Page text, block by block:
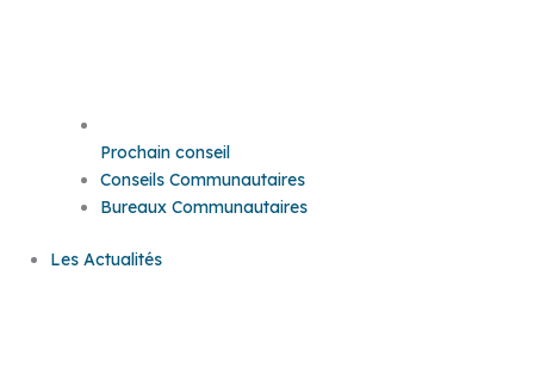
Prochain conseil
Conseils Communautaires
Bureaux Communautaires
Les Actualités